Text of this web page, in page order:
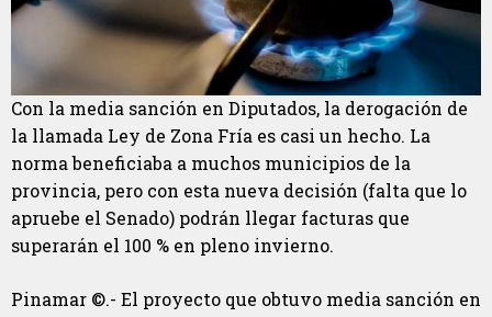
Con la media sanción en Diputados, la derogación de
la llamada Ley de Zona Fría es casi un hecho. La
norma beneficiaba a muchos municipios de la
provincia, pero con esta nueva decisión (falta que lo
apruebe el Senado) podrán llegar facturas que
superarán el 100 % en pleno invierno.
Pinamar ©.- El proyecto que obtuvo media sanción en